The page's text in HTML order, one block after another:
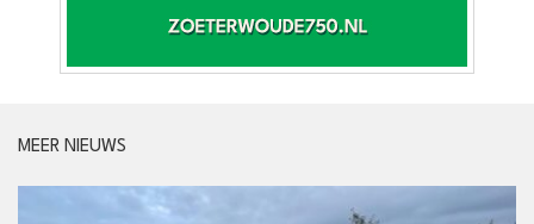
MEER NIEUWS